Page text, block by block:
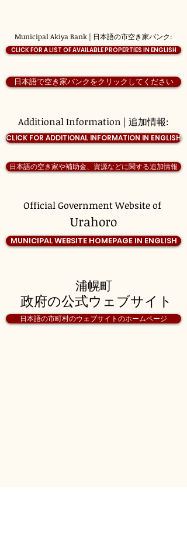
日本語で空き家バンクをクリックしてください
Municipal Akiya Bank | 日本語の市空き家バンク:
Additional Information | 追加情報:
CLICK FOR A LIST OF AVAILABLE PROPERTIES IN ENGLISH
CLICK FOR ADDITIONAL INFORMATION IN ENGLISH
Official Government Website of
Urahoro
日本語の空き家や補助金、資源などに関する追加情報
MUNICIPAL WEBSITE HOMEPAGE IN ENGLISH
浦幌町
日本語の市町村のウェブサイトのホームページ
政府の公式ウェブサイト